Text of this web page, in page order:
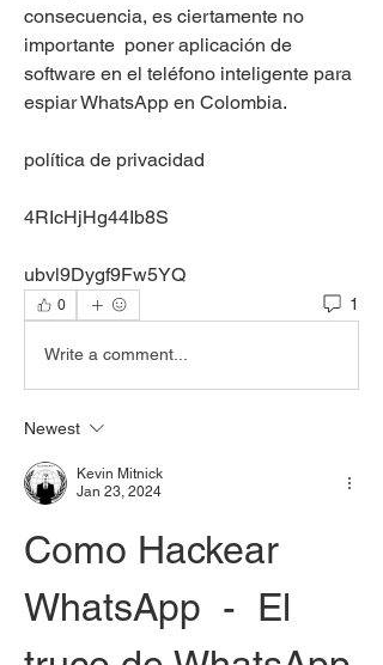
consecuencia, es ciertamente no
importante  poner aplicación de
software en el teléfono inteligente para
espiar WhatsApp en Colombia.
política de privacidad
4RIcHjHg44Ib8S
ubvl9Dygf9Fw5YQ
0 1
Write a comment...
Newest
Kevin Mitnick
Jan 23, 2024
Como Hackear
WhatsApp  -  El